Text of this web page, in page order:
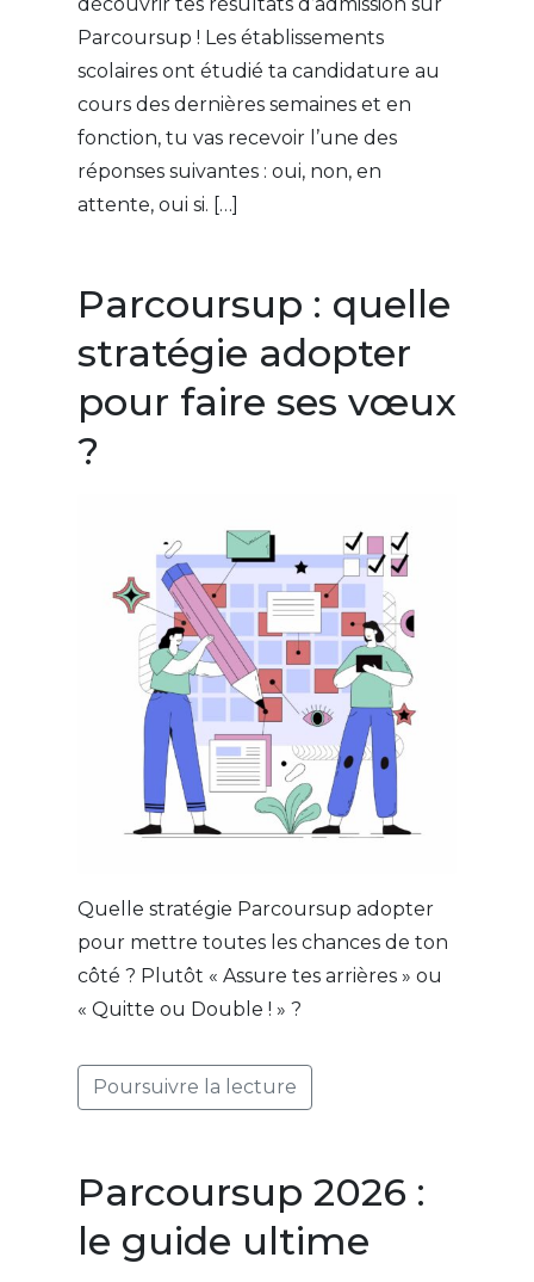
Parcoursup ! Les établissements
scolaires ont étudié ta candidature au
cours des dernières semaines et en
fonction, tu vas recevoir l’une des
réponses suivantes : oui, non, en
attente, oui si. […]
Parcoursup : quelle
stratégie adopter
pour faire ses vœux
?
Quelle stratégie Parcoursup adopter
pour mettre toutes les chances de ton
côté ? Plutôt « Assure tes arrières » ou
« Quitte ou Double ! » ?
Poursuivre la lecture
Parcoursup 2026 :
le guide ultime